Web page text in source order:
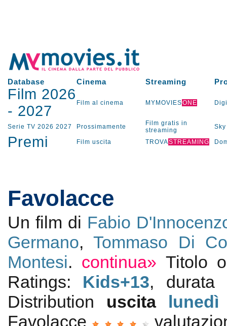
Database Cinema Streaming
Film 2026
- 2027 Film al cinema MYMOVIESONE
Serie TV 2026 2027 Prossimamente
Film gratis in
streaming
Sky
Premi Film uscita TROVASTREAMING
Favolacce
Un film di Fabio
Germano,Tommaso Di
Montesi. continua» Titolo
Ratings: Kids+13,
Distribution uscita lunedì
Favolacce